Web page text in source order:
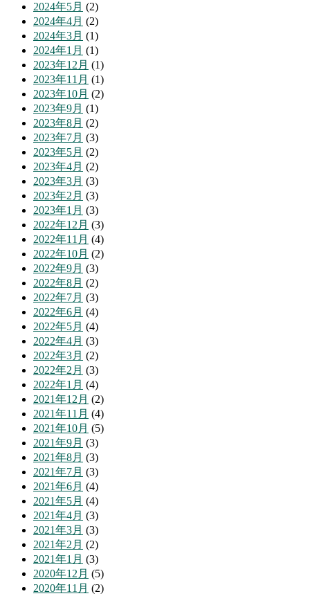
2024年5月 (2)
2024年4月 (2)
2024年3月 (1)
2024年1月 (1)
2023年12月 (1)
2023年11月 (1)
2023年10月 (2)
2023年9月 (1)
2023年8月 (2)
2023年7月 (3)
2023年5月 (2)
2023年4月 (2)
2023年3月 (3)
2023年2月 (3)
2023年1月 (3)
2022年12月 (3)
2022年11月 (4)
2022年10月 (2)
2022年9月 (3)
2022年8月 (2)
2022年7月 (3)
2022年6月 (4)
2022年5月 (4)
2022年4月 (3)
2022年3月 (2)
2022年2月 (3)
2022年1月 (4)
2021年12月 (2)
2021年11月 (4)
2021年10月 (5)
2021年9月 (3)
2021年8月 (3)
2021年7月 (3)
2021年6月 (4)
2021年5月 (4)
2021年4月 (3)
2021年3月 (3)
2021年2月 (2)
2021年1月 (3)
2020年12月 (5)
2020年11月 (2)